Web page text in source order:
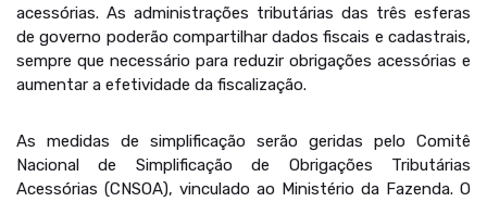
acessórias. As administrações tributárias das três esferas
de governo poderão compartilhar dados fiscais e cadastrais,
sempre que necessário para reduzir obrigações acessórias e
aumentar a efetividade da fiscalização.
As medidas de simplificação serão geridas pelo Comitê
Nacional de Simplificação de Obrigações Tributárias
Acessórias (CNSOA), vinculado ao Ministério da Fazenda. O